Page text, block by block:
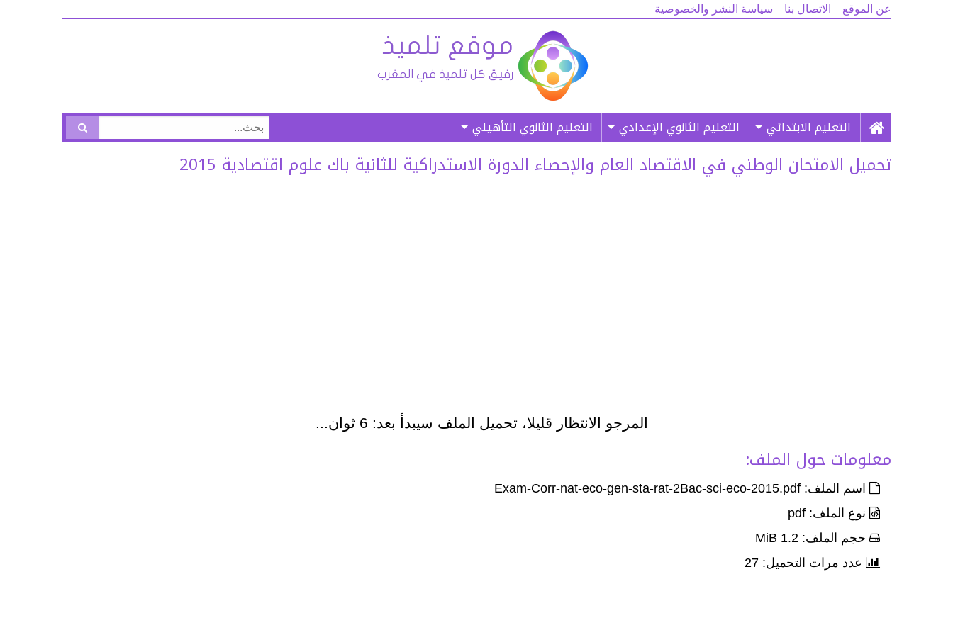
عن الموقع الاتصال بنا سياسة النشر والخصوصية
التعليم الابتدائي التعليم الثانوي الإعدادي التعليم الثانوي التأهيلي
البحث
عن:
تحميل الامتحان الوطني في الاقتصاد العام والإحصاء الدورة الاستدراكية للثانية باك علوم اقتصادية 2015
المرجو الانتظار قليلا، تحميل الملف سيبدأ بعد: 6 ثوان...
معلومات حول الملف:
اسم الملف: Exam-Corr-nat-eco-gen-sta-rat-2Bac-sci-eco-2015.pdf
نوع الملف: pdf
حجم الملف: 1.2 MiB
عدد مرات التحميل: 27